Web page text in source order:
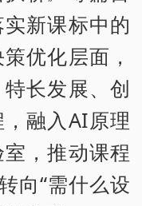
新课标中的
优化层面，
长发展、创
融入AI原理
，推动课程
向“需什么设